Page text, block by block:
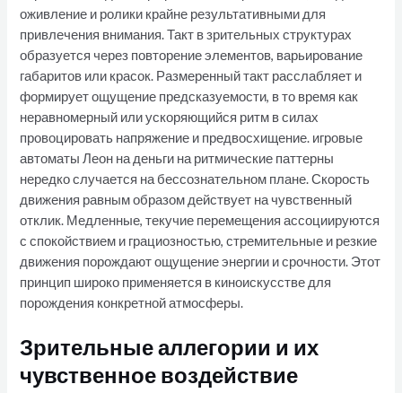
оживление и ролики крайне результативными для
привлечения внимания. Такт в зрительных структурах
образуется через повторение элементов, варьирование
габаритов или красок. Размеренный такт расслабляет и
формирует ощущение предсказуемости, в то время как
неравномерный или ускоряющийся ритм в силах
провоцировать напряжение и предвосхищение. игровые
автоматы Леон на деньги на ритмические паттерны
нередко случается на бессознательном плане. Скорость
движения равным образом действует на чувственный
отклик. Медленные, текучие перемещения ассоциируются
с спокойствием и грациозностью, стремительные и резкие
движения порождают ощущение энергии и срочности. Этот
принцип широко применяется в киноискусстве для
порождения конкретной атмосферы.
Зрительные аллегории и их
чувственное воздействие